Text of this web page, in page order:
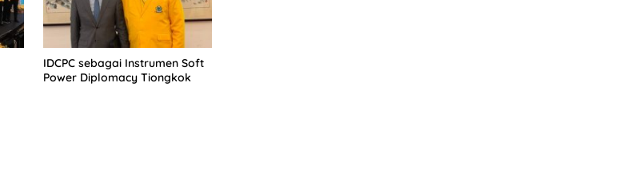
IDCPC sebagai Instrumen Soft
Power Diplomacy Tiongkok